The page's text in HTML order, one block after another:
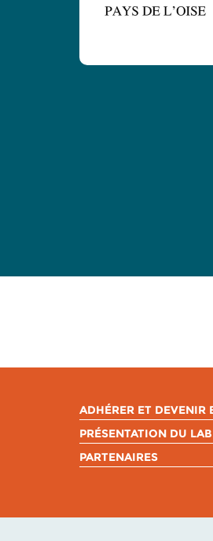
ADHÉRER ET DEVENIR
PRÉSENTATION DU
PARTENAIRES